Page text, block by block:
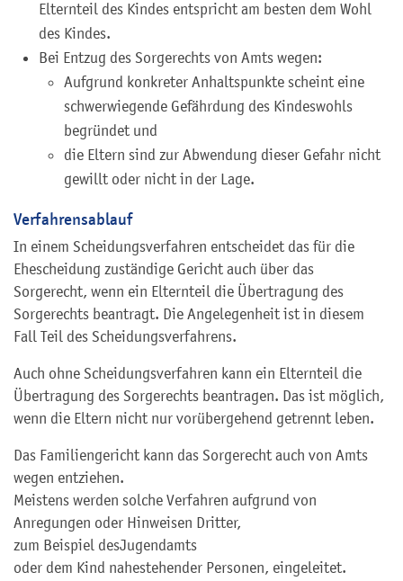
Elternteil des Kindes entspricht am besten dem Wohl
des Kindes.
Bei Entzug des Sorgerechts von Amts wegen:
Aufgrund konkreter Anhaltspunkte scheint eine
schwerwiegende Gefährdung des Kindeswohls
begründet und
die Eltern sind zur Abwendung dieser Gefahr nicht
gewillt oder nicht in der Lage.
Verfahrensablauf
In einem Scheidungsverfahren entscheidet das für die
Ehescheidung zuständige Gericht auch über das
Sorgerecht, wenn ein Elternteil die Übertragung des
Sorgerechts beantragt. Die Angelegenheit ist in diesem
Fall Teil des Scheidungsverfahrens.
Auch ohne Scheidungsverfahren kann ein Elternteil die
Übertragung des Sorgerechts beantragen. Das ist möglich,
wenn die Eltern nicht nur vorübergehend getrennt leben.
Das Familiengericht kann das Sorgerecht auch von Amts
wegen entziehen.
Meistens werden solche Verfahren aufgrund von
Anregungen oder Hinweisen Dritter,
zum Beispiel desJugendamts
oder dem Kind nahestehender Personen, eingeleitet.